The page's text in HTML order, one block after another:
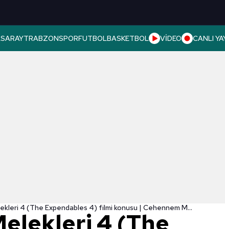
TRABZONSPORFUTBOLBASKETBOL VİDEO CANLI
Cehennem Melekleri 4 (The Expendables 4) filmi konusu | Cehennem Melekleri 4 filminin oyuncuları kim?
4 (The